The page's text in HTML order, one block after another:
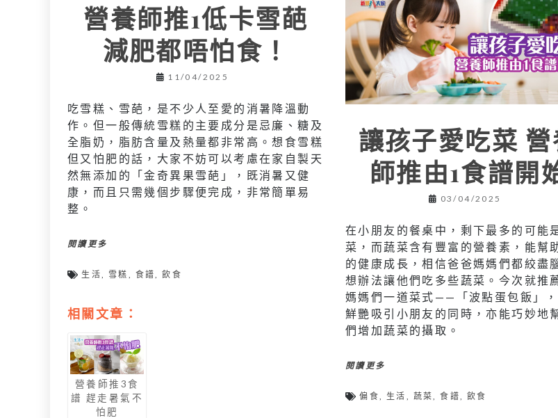
營養師推1低卡雪葩
減肥都唔怕食！
11/04/2025
吃雪糕、雪葩，是不少人至愛的消暑降溫動
作。但一般傳統雪糕的主要成分是忌廉、糖及
全脂奶，脂肪含量及熱量都非常高。想食雪糕
但又怕肥的話，大家不妨可以考慮在家自製天
然無添加的「金奇異果雪葩」，既消暑又健
康，而且只需幾個步驟便完成，非常簡單易
整。
閱讀更多
生活 雪糕 食譜 ,飲食
相關文章：
營養師推3食
譜 趕走暑氣不
怕肥
讓孩子愛吃菜
師推由1食譜開
03/04/2025
在小朋友的餐桌中，剩下最多的可能
菜，而蔬菜含有豐富的營養素，能幫
的健康成長，相信爸爸媽媽們都絞盡
想辦法讓他們吃多些蔬菜。今次就推
媽媽們一道菜式——「波點蛋包飯」
鮮艷吸引小朋友的同時，亦能巧妙地
們增加蔬菜的攝取。
閱讀更多
偏食 生活 蔬菜 ,食譜 飲食